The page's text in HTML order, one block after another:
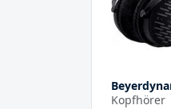
Kopfhörer